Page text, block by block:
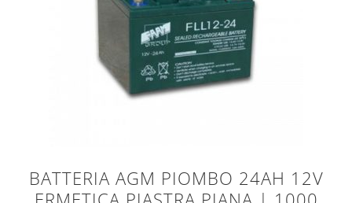
BATTERIA AGM PIOMBO 24AH 12V